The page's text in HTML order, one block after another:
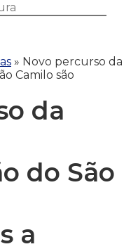
» Novo percurso da
Camilo são
da
do São
a